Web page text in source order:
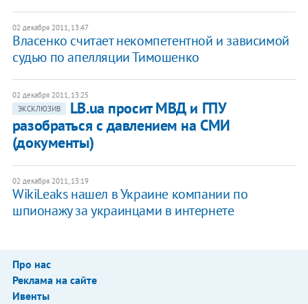
02 декабря 2011, 13:47
Власенко считает некомпетентной и зависимой
судью по апелляции Тимошенко
02 декабря 2011, 13:25
ЭКСКЛЮЗИВ
LB.ua просит МВД и ГПУ
разобраться с давлением на СМИ
(документы)
02 декабря 2011, 13:19
WikiLeaks нашел в Украине компании по
шпионажу за украинцами в интернете
Про нас
Реклама на сайте
Ивенты